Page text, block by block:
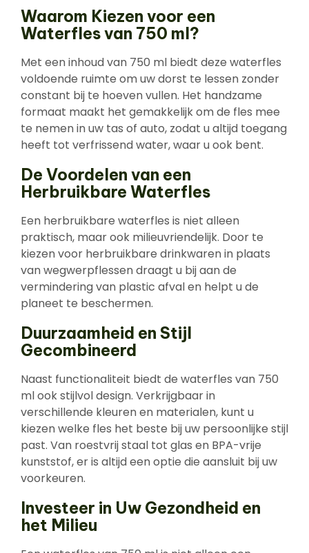
Waarom Kiezen voor een
Waterfles van 750 ml?
Met een inhoud van 750 ml biedt deze waterfles
voldoende ruimte om uw dorst te lessen zonder
constant bij te hoeven vullen. Het handzame
formaat maakt het gemakkelijk om de fles mee
te nemen in uw tas of auto, zodat u altijd toegang
heeft tot verfrissend water, waar u ook bent.
De Voordelen van een
Herbruikbare Waterfles
Een herbruikbare waterfles is niet alleen
praktisch, maar ook milieuvriendelijk. Door te
kiezen voor herbruikbare drinkwaren in plaats
van wegwerpflessen draagt u bij aan de
vermindering van plastic afval en helpt u de
planeet te beschermen.
Duurzaamheid en Stijl
Gecombineerd
Naast functionaliteit biedt de waterfles van 750
ml ook stijlvol design. Verkrijgbaar in
verschillende kleuren en materialen, kunt u
kiezen welke fles het beste bij uw persoonlijke stijl
past. Van roestvrij staal tot glas en BPA-vrije
kunststof, er is altijd een optie die aansluit bij uw
voorkeuren.
Investeer in Uw Gezondheid en
het Milieu